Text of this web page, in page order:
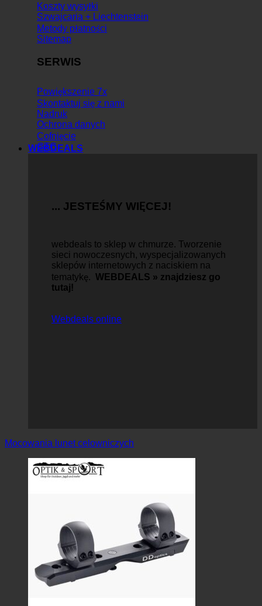
Koszty wysyłki
Szwajcaria + Liechtenstein
Metody płatności
Sitemap
SERWIS
Powiększenie 7x
Skontaktuj się z nami
Nadruk
Ochrona danych
Cofnięcie
GTC
WEBDEALS
... JESTEŚMY WIĘCEJ!
webdeals to sklep w chmurze. Tworzenie
sieci nowoczesnych, wyspecjalizowanych
sklepów internetowych z naciskiem na
tematykę. WEBDEALS » znajdziesz go
tutaj!
Webdeals online
Mocowania lunet celowniczych